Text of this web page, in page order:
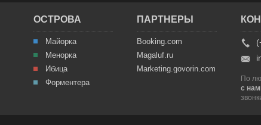
ОСТРОВА
Майорка
Менорка
Ибица
Форментера
ПАРТНЕРЫ
Booking.com
Magaluf.ru
Marketing.govorin.com
По
с